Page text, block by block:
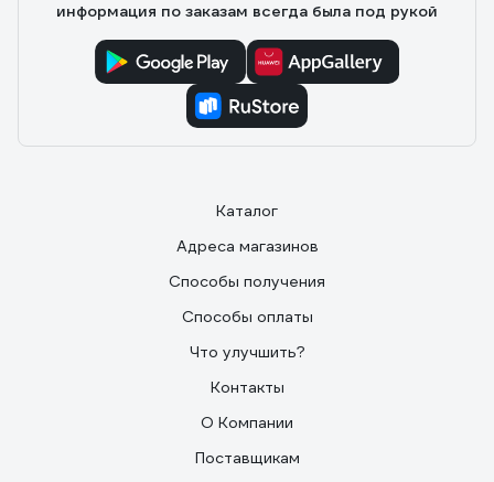
информация по заказам всегда была под рукой
Каталог
Адреса магазинов
Способы получения
Способы оплаты
Что улучшить?
Контакты
О Компании
Поставщикам